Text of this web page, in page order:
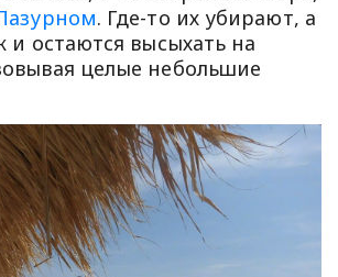
. Где-то их убирают, а
и остаются высыхать на
целые небольшие